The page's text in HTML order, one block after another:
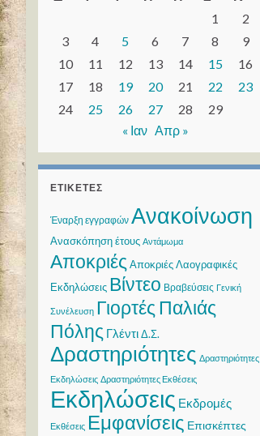
1
2
3
4 5 6 7 8
9
10
11 12 13 14 15
16
17
18 19 20 21 22
23
24
25 26 27 28
29
« Ιαν Απρ »
ΕΤΙΚΈΤΕΣ
Έναρξη εγγραφών Ανακοίνωση
Ανασκόπηση έτους Αντάμωμα
Αποκριές Αποκριές Λαογραφικές
Εκδηλώσεις Βίντεο Βραβεύσεις Γενική
Συνέλευση Γιορτές Παλιάς
Πόλης ΓλέντιΔ.Σ.
Δραστηριότητες Δραστηριότητες
Εκδηλώσεις Δραστηριότητες Εκθέσεις
Εκδηλώσεις Εκδρομές
Εκθέσεις Εμφανίσεις Επισκέπτες